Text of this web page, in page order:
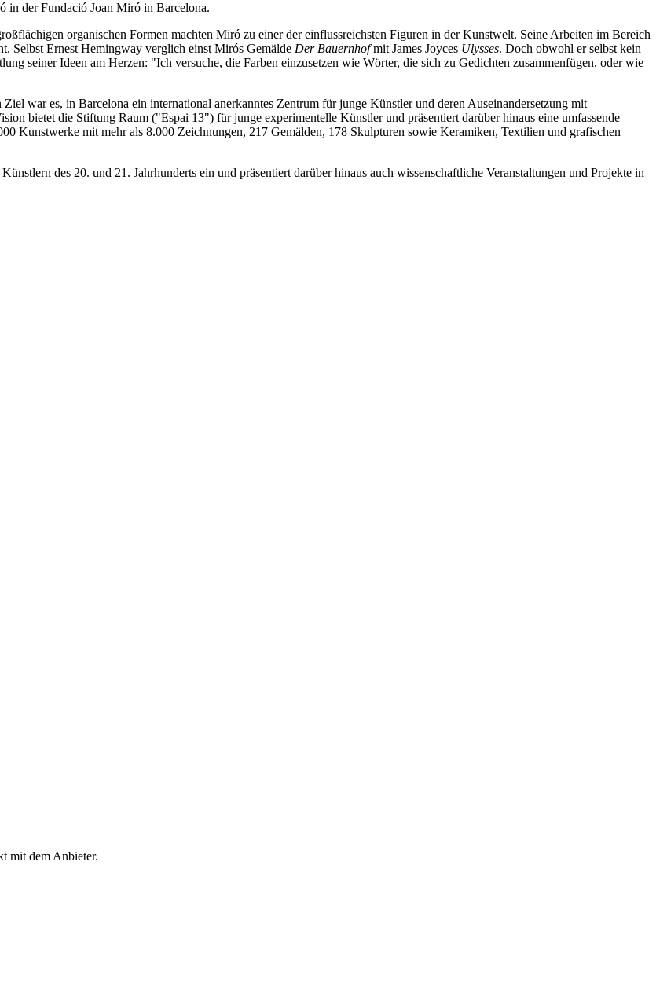
in der Fundació Joan Miró in Barcelona.
organischen Formen machten Miró zu einer der einflussreichsten Figuren in der Kunstwelt. Seine Arbeiten im Bereich
Selbst Ernest Hemingway verglich einst Mirós Gemälde Der Bauernhofmit James Joyces Ulysses. Doch obwohl er selbst kein
seiner Ideen am Herzen: "Ich versuche, die Farben einzusetzen wie Wörter, die sich zu Gedichten zusammenfügen, oder wie
war es, in Barcelona ein international anerkanntes Zentrum für junge Künstler und deren Auseinandersetzung mit
bietet die Stiftung Raum ("Espai 13") für junge experimentelle Künstler und präsentiert darüber hinaus eine umfassende
Kunstwerke mit mehr als 8.000 Zeichnungen, 217 Gemälden, 178 Skulpturen sowie Keramiken, Textilien und grafischen
des 20. und 21. Jahrhunderts ein und präsentiert darüber hinaus auch wissenschaftliche Veranstaltungen und Projekte in
mit dem Anbieter.